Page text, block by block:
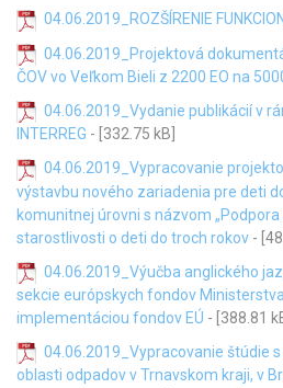
04.06.2019_ROZŠÍRENIE
04.06.2019_Projektová
ČOV vo Veľkom Bieli z 2200 EO na
04.06.2019_Vydanie publikácií v
INTERREG - [332.75 kB]
04.06.2019_Vypracovanie
výstavbu nového zariadenia pre deti
komunitnej úrovni s názvom
starostlivosti o deti do troch rokov -
04.06.2019_Výučba anglického
sekcie európskych fondov
implementáciou fondov EÚ - [388.81
04.06.2019_Vypracovanie štúdie
oblasti odpadov v Trnavskom kraji, v